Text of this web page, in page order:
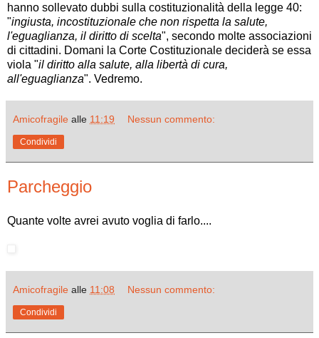
hanno sollevato dubbi sulla costituzionalità della legge 40:
"ingiusta, incostituzionale che non rispetta la salute,
l'eguaglianza, il diritto di scelta", secondo molte associazioni
di cittadini. Domani la Corte Costituzionale deciderà se essa
viola "il diritto alla salute, alla libertà di cura,
all'eguaglianza". Vedremo.
Amicofragile alle 11:19 Nessun commento:
Condividi
Parcheggio
Quante volte avrei avuto voglia di farlo....
Amicofragile alle 11:08 Nessun commento:
Condividi